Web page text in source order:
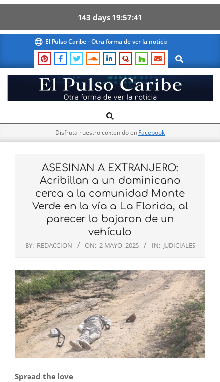
143 days 19 57 40
content
El Pulso Caribe - Otra forma de ver la noticia
Search
El
Pulso
Navigation
Search
Disfruta nuestro contenido en Facebook
ASESINAN A EXTRANJERO:
Acribillan a un dominicano
cerca a la comunidad Monte
Verde en la vía a La Florida, al
parecer lo bajaron de un
vehículo
BY: REDACCION ON: 2 MAYO, 2025 IN: JUDICIALES
Spread the love